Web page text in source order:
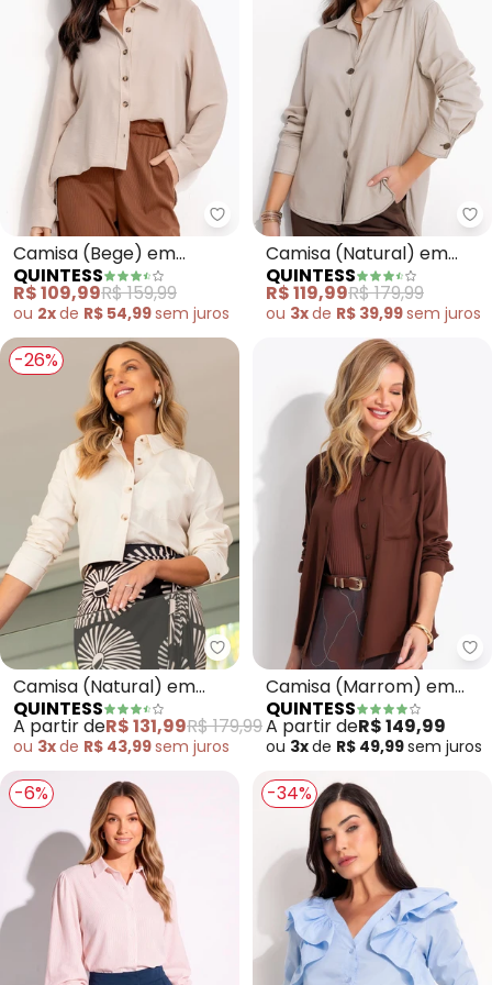
Quintess - Camisa (Bege) em
Camisa (Bege) em
Tecido Air Flow
QUINTESS
R$ 109,99R$ 159,99
ou 2xde R$ 54,99sem juros
Camisa (Natural) em
Linho
QUINTESS
R$ 119,99R$ 179,99
ou 3xde R$ 39,99sem juros
-26%
Quintess - Camisa (Natural)
Camisa (Natural) em
Linho
QUINTESS
A partir deR$ 131,99R$ 179,99
ou 3xde R$ 43,99sem juros
Camisa (Marrom) em
Viscose Plana Sarjada
QUINTESS
A partir deR$ 149,99
ou 3xde R$ 49,99sem juros
-6% -34%